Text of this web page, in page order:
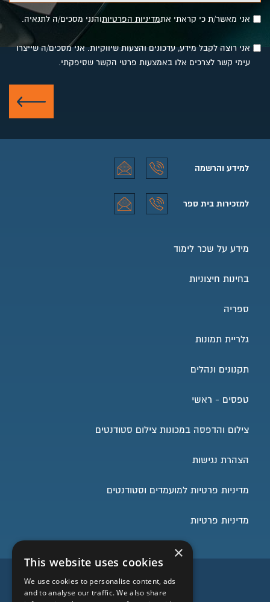
אני מאשר/ת כי קראתי אתמדיניות הפרטיותוהנני מסכים/ה לתנאיה.
אני רוצה לקבל מידע, עדכונים והצעות שיווקיות. אני מסכים/ה שייצרו
עימי קשר לצרכים אלו באמצעות פרטי הקשר שסיפקתי.
שלח
למידע והרשמה
למידע והרשמה טלפון
למידע והרשמה אימייל
למזכירות בית ספר
מידע על שכר לימוד
בחינות חיצוניות
ספריה
גלריית תמונות
תקנונים ונהלים
טפסים - ראשי
צילום והדפסה במכונות צילום סטודנטים
הצהרת נגישות
מדיניות פרטיות למועמדים וסטודנטים
מדיניות פרטיות
השארו בעניינים
×
This website uses cookies
We use cookies to personalise content, ads
and to analyse our traffic. We also share